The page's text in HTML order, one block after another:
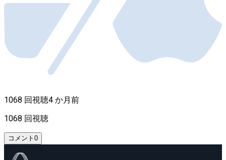
1068 回視聴4 か月前
1068 回視聴
コメント 0